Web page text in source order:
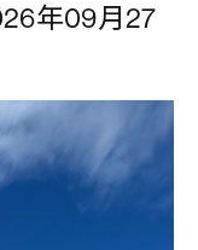
年09月27